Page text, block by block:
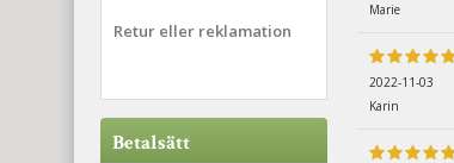
Retur eller reklamation
Betalsätt
Marie
2022-11-03
Karin